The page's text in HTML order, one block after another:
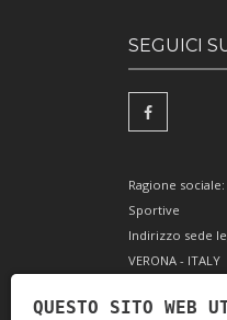
SEGUICI
Ragione
Sportive
Indirizzo sede
VERONA - ITALY
Codice Fiscale
QUESTO SITO WEB